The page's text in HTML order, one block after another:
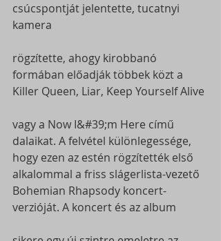
csúcspontját jelentette, tucatnyi
kamera
rögzítette, ahogy kirobbanó
formában előadják többek közt a
Killer Queen, Liar, Keep Yourself Alive
vagy a Now I&#39;m Here című
dalaikat. A felvétel különlegessége,
hogy ezen az estén rögzítették első
alkalommal a friss slágerlista-vezető
Bohemian Rhapsody koncert-
verzióját. A koncert és az album